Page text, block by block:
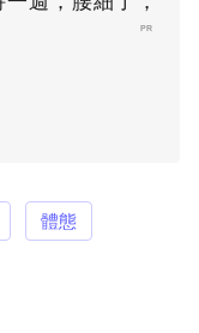
PR
體態